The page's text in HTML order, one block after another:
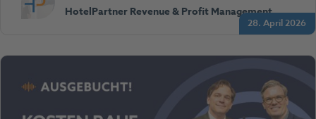
28. April 2026
HotelPartner Revenue & Profit Management